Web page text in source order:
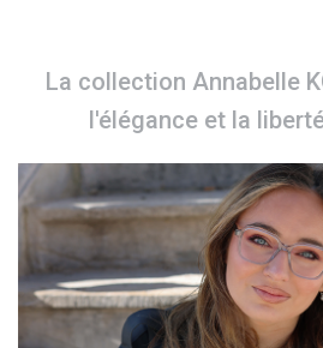
La collection Annabelle
l'élégance et la